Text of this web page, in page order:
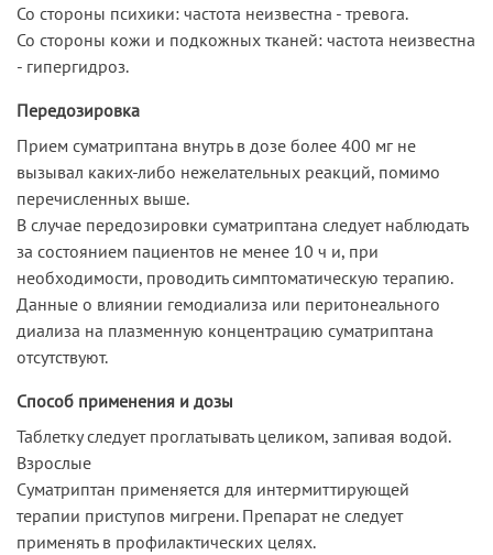
Со стороны психики: частота неизвестна - тревога.
Со стороны кожи и подкожных тканей: частота неизвестна
- гипергидроз.
Передозировка
Прием суматриптана внутрь в дозе более 400 мг не
вызывал каких-либо нежелательных реакций, помимо
перечисленных выше.
В случае передозировки суматриптана следует наблюдать
за состоянием пациентов не менее 10 ч и, при
необходимости, проводить симптоматическую терапию.
Данные о влиянии гемодиализа или перитонеального
диализа на плазменную концентрацию суматриптана
отсутствуют.
Способ применения и дозы
Таблетку следует проглатывать целиком, запивая водой.
Взрослые
Суматриптан применяется для интермиттирующей
терапии приступов мигрени. Препарат не следует
применять в профилактических целях.